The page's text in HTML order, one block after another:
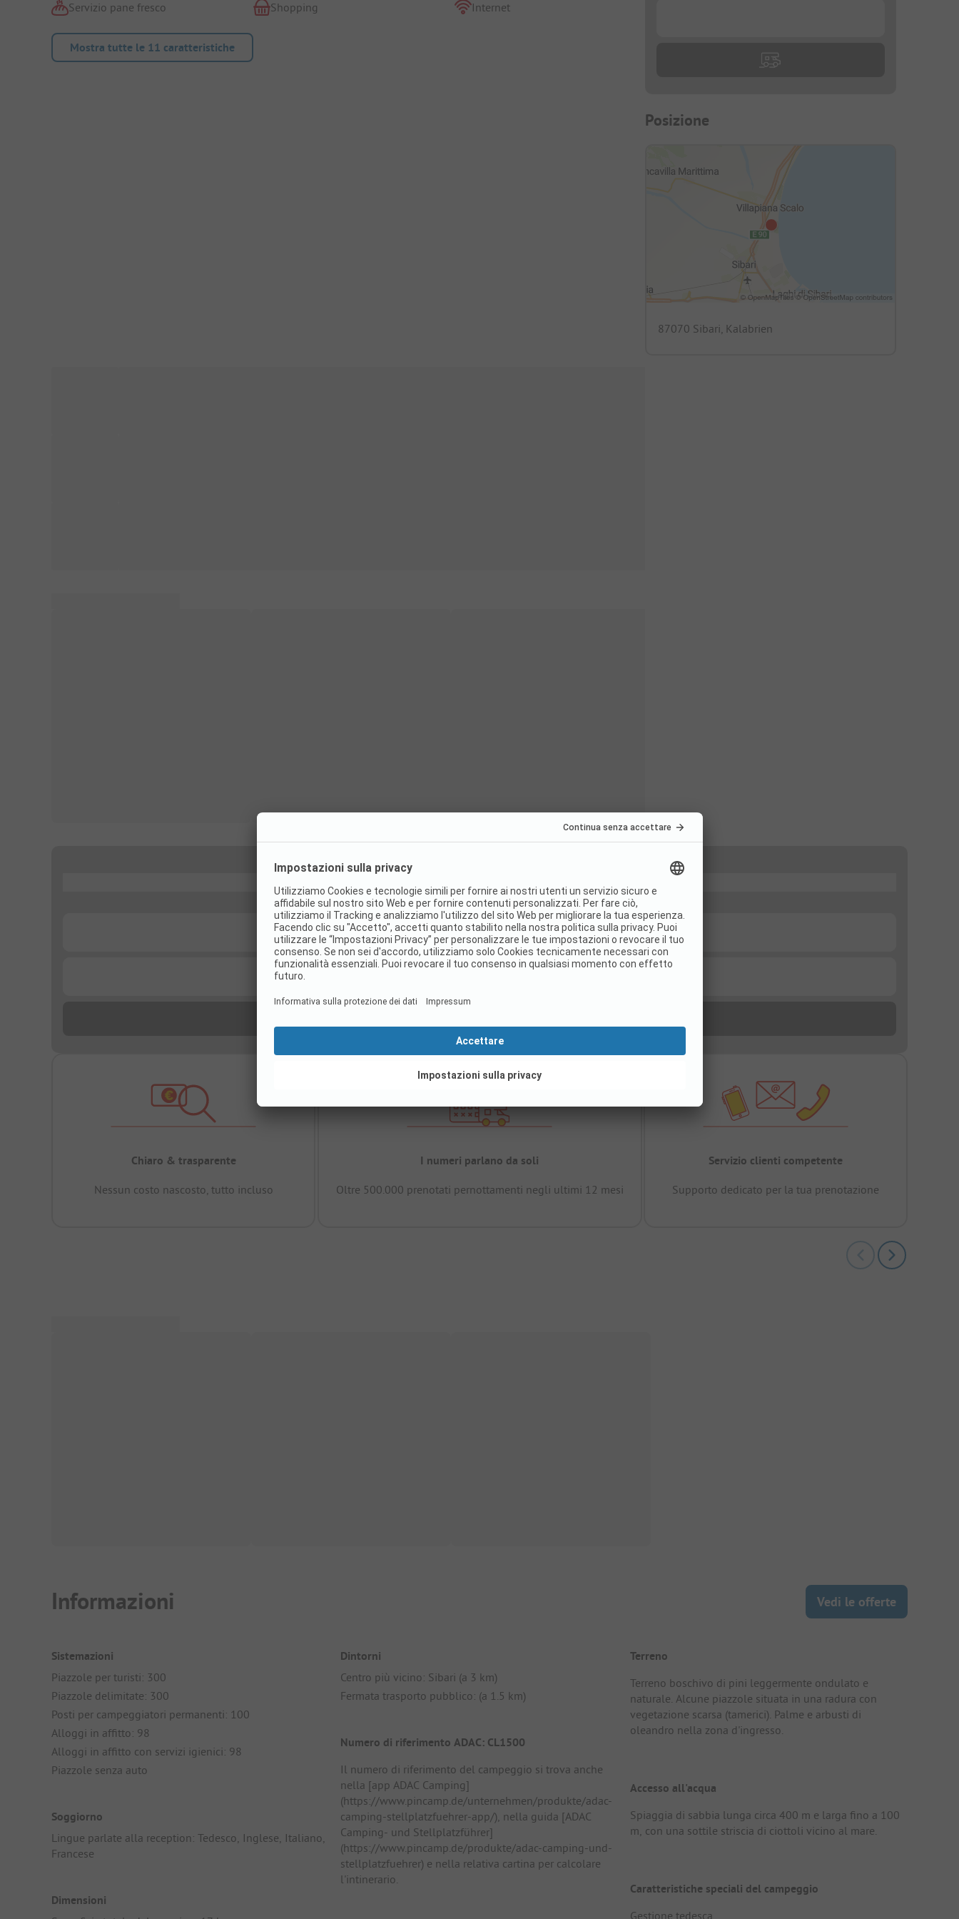
Servizio pane fresco
Shopping Internet
Mostra tutte le 11 caratteristiche
Posizione
87070 Sibari, Kalabrien
Chiaro & trasparente
Nessun costo nascosto, tutto incluso
I numeri parlano da soli
Oltre 500.000 prenotati pernottamenti negli ultimi 12 mesi
Servizio clienti competente
Supporto dedicato per la tua prenotazione
Informazioni Vedi le offerte
Sistemazioni
Piazzole per turisti: 300
Piazzole delimitate: 300
Posti per campeggiatori permanenti: 100
Alloggi in affitto: 98
Alloggi in affitto con servizi igienici: 98
Piazzole senza auto
Soggiorno
Lingue parlate alla reception: Tedesco, Inglese, Italiano,
Francese
Dimensioni
Dintorni
Centro più vicino: Sibari (a 3 km)
Fermata trasporto pubblico: (a 1.5 km)
Numero di riferimento ADAC: CL1500
Il numero di riferimento del campeggio si trova anche
nella [app ADAC Camping]
(https://www.pincamp.de/unternehmen/produkte/adac-
camping-stellplatzfuehrer-app/), nella guida [ADAC
Camping- und Stellplatzführer]
(https://www.pincamp.de/produkte/adac-camping-und-
stellplatzfuehrer) e nella relativa cartina per calcolare
l'intinerario.
Terreno
Terreno boschivo di pini leggermente ondulato e
naturale. Alcune piazzole situata in una radura con
vegetazione scarsa (tamerici). Palme e arbusti di
oleandro nella zona d'ingresso.
Accesso all'acqua
Spiaggia di sabbia lunga circa 400 m e larga fino a 100
m, con una sottile striscia di ciottoli vicino al mare.
Caratteristiche speciali del campeggio
Gestione tedesca.